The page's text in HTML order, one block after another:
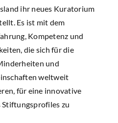
ihr neues Kuratorium
Es ist mit dem
Kompetenz und
die sich für die
und
weltweit
für eine innovative
zu